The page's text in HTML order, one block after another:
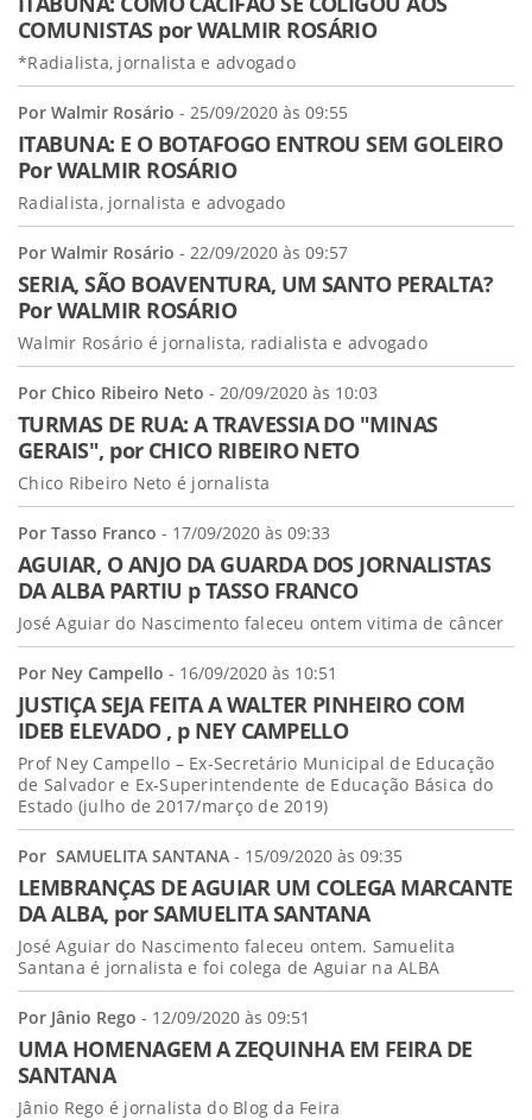
COMUNISTAS por WALMIR ROSÁRIO
*Radialista, jornalista e advogado
Por Walmir Rosário - 25/09/2020 às 09:55
ITABUNA: E O BOTAFOGO ENTROU SEM GOLEIRO
Por WALMIR ROSÁRIO
Radialista, jornalista e advogado
Por Walmir Rosário - 22/09/2020 às 09:57
SERIA, SÃO BOAVENTURA, UM SANTO PERALTA?
Por WALMIR ROSÁRIO
Walmir Rosário é jornalista, radialista e advogado
Por Chico Ribeiro Neto - 20/09/2020 às 10:03
TURMAS DE RUA: A TRAVESSIA DO "MINAS
GERAIS", por CHICO RIBEIRO NETO
Chico Ribeiro Neto é jornalista
Por Tasso Franco - 17/09/2020 às 09:33
AGUIAR, O ANJO DA GUARDA DOS JORNALISTAS
DA ALBA PARTIU p TASSO FRANCO
José Aguiar do Nascimento faleceu ontem vitima de câncer
Por Ney Campello - 16/09/2020 às 10:51
JUSTIÇA SEJA FEITA A WALTER PINHEIRO COM
IDEB ELEVADO , p NEY CAMPELLO
Prof Ney Campello – Ex-Secretário Municipal de Educação
de Salvador e Ex-Superintendente de Educação Básica do
Estado (julho de 2017/março de 2019)
Por SAMUELITA SANTANA - 15/09/2020 às 09:35
LEMBRANÇAS DE AGUIAR UM COLEGA MARCANTE
DA ALBA, por SAMUELITA SANTANA
José Aguiar do Nascimento faleceu ontem. Samuelita
Santana é jornalista e foi colega de Aguiar na ALBA
Por Jânio Rego - 12/09/2020 às 09:51
UMA HOMENAGEM A ZEQUINHA EM FEIRA DE
SANTANA
Jânio Rego é jornalista do Blog da Feira